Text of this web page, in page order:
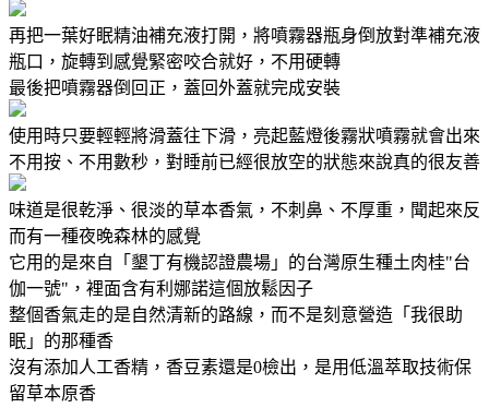
再把一葉好眠精油補充液打開，將噴霧器瓶身倒放對準補充液
瓶口，旋轉到感覺緊密咬合就好，不用硬轉
最後把噴霧器倒回正，蓋回外蓋就完成安裝
使用時只要輕輕將滑蓋往下滑，亮起藍燈後霧狀噴霧就會出來
不用按、不用數秒，對睡前已經很放空的狀態來說真的很友善
味道是很乾淨、很淡的草本香氣，不刺鼻、不厚重，聞起來反
而有一種夜晚森林的感覺
它用的是來自「墾丁有機認證農場」的台灣原生種土肉桂"台
伽一號"，裡面含有利娜諾這個放鬆因子
整個香氣走的是自然清新的路線，而不是刻意營造「我很助
眠」的那種香
沒有添加人工香精，香豆素還是0檢出，是用低溫萃取技術保
留草本原香